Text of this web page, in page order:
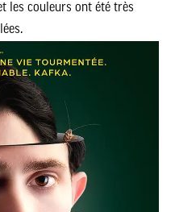
les couleurs ont été très